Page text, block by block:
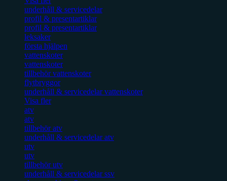
underhåll & servicedelar
profil & presentartiklar
profil & presentartiklar
leksaker
första hjälpen
vattenskoter
vattenskoter
tillbehör vattenskoter
flytbryggor
underhåll & servicedelar vattenskoter
Visa fler
atv
atv
tillbehör atv
underhåll & servicedelar atv
utv
utv
tillbehör utv
underhåll & servicedelar ssv